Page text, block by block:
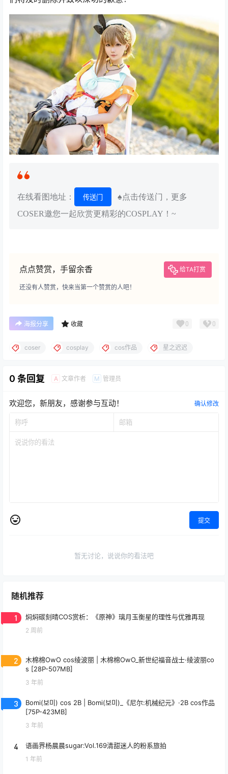
在线看图地址： 传送门
♠点击传送门，更多
COSER邀您一起欣赏更精彩的COSPLAY！~
点点赞赏，手留余香 给TA打赏
还没有人赞赏，快来当第一个赞赏的人吧！
海报分享 收藏 0 0
coser cosplay cos作品 星之迟迟
0 条回复 A 文章作者 M 管理员
欢迎您，新朋友，感谢参与互动！ 确认修改
提交
暂无讨论，说说你的看法吧
随机推荐
1 焖焖碳刻晴COS赏析：《原神》璃月玉衡星的理性与优雅再现
2 周前
2
木棉棉OwO cos绫波丽 | 木棉棉OwO_新世纪福音战士·绫波丽co
s [28P-507MB]
3 年前
3
Bomi(보미) cos 2B | Bomi(보미)_《尼尔:机械纪元》·2B cos作品
[75P-423MB]
3 年前
4 语画界杨晨晨sugar:Vol.169清甜迷人的粉系旅拍
1 年前